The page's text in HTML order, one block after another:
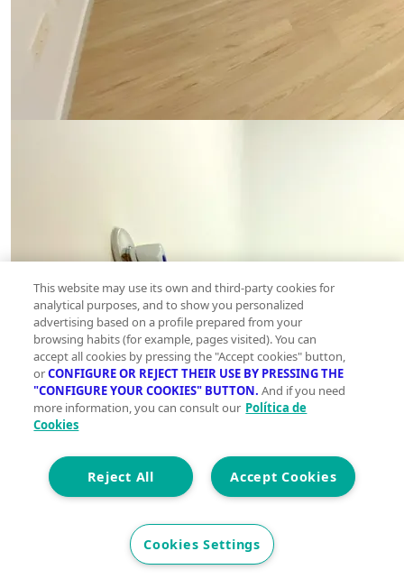
This website may use its own and third-party cookies for
analytical purposes, and to show you personalized
advertising based on a profile prepared from your
browsing habits (for example, pages visited). You can
accept all cookies by pressing the "Accept cookies" button,
orCONFIGURE OR REJECT THEIR USE BY PRESSING THE
"CONFIGURE YOUR COOKIES" BUTTON. And if you need
more information, you can consult our Política de
Cookies
Accept Cookies
Reject All
Cookies Settings